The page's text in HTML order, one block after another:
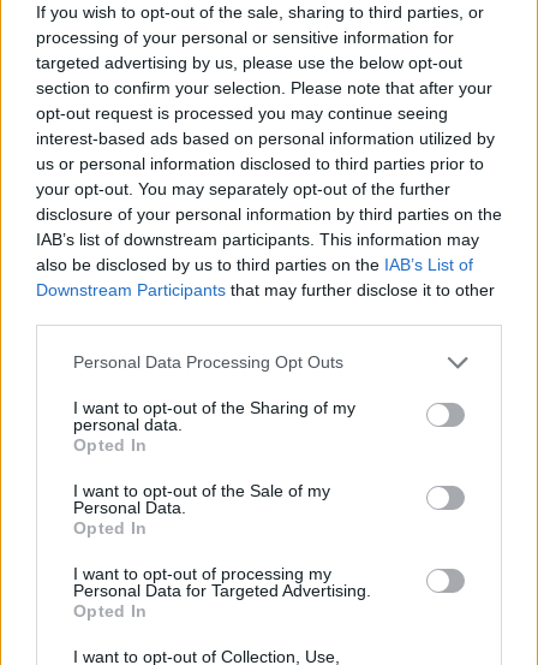
If you wish to opt-out of the sale, sharing to third parties, or
processing of your personal or sensitive information for
targeted advertising by us, please use the below opt-out
section to confirm your selection. Please note that after your
opt-out request is processed you may continue seeing
interest-based ads based on personal information utilized by
us or personal information disclosed to third parties prior to
your opt-out. You may separately opt-out of the further
disclosure of your personal information by third parties on the
IAB’s list of downstream participants. This information may
also be disclosed by us to third parties on the IAB’s List of
Downstream Participants that may further disclose it to other
Please note that this website/app uses one or more Google
not limited to your visit or usage behaviour. You may click to
grant or deny consent to Google and its third-party tags to
use your data for below specified purposes in below Google
consent section.
Personal Data Processing Opt Outs
I want to opt-out of the Sharing of my
personal data.
Opted In
I want to opt-out of the Sale of my
Personal Data.
Opted In
I want to opt-out of processing my
Personal Data for Targeted Advertising.
Opted In
I want to opt-out of Collection, Use,